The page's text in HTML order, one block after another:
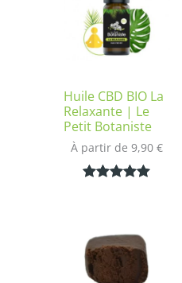
client
Huile CBD BIO La
Relaxante | Le
Petit Botaniste
À partir de 9,90 €
notation
client